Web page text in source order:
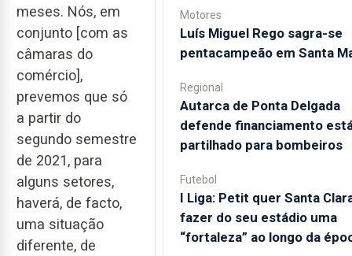
meses. Nós, em
conjunto [com as
câmaras do
comércio],
prevemos que só
a partir do
segundo semestre
de 2021, para
alguns setores,
haverá, de facto,
uma situação
diferente, de
Motores
Luís Miguel Rego sagra-se
pentacampeão em Santa
Regional
Autarca de Ponta Delgada
defende financiamento
partilhado para bombeiros
Futebol
I Liga: Petit quer Santa
fazer do seu estádio uma
“fortaleza” ao longo da